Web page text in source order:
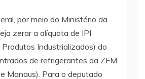
por meio do Ministério da
zerar a alíquota de IPI
Industrializados) do
de refrigerantes da ZFM
Manaus). Para o deputado